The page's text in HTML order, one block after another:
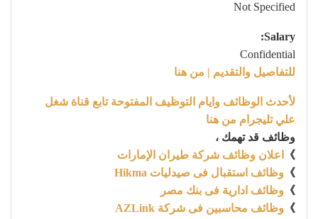
Not Specified
Salary:
Confidential
للتفاصيل والتقديم | من هنا
لأحدث الوظائف وايام التوظيف المفتوحة تابع قناة شغل
علي تليجرام من هنا
وظائف قد تهمك ،
》
اعلان وظائف شركة طيران الإمارات
》 وظائف استقبال فى صيدليات Hikma
》 وظائف ادارية فى بنك مصر
》 وظائف محاسبين فى شركة AZLink